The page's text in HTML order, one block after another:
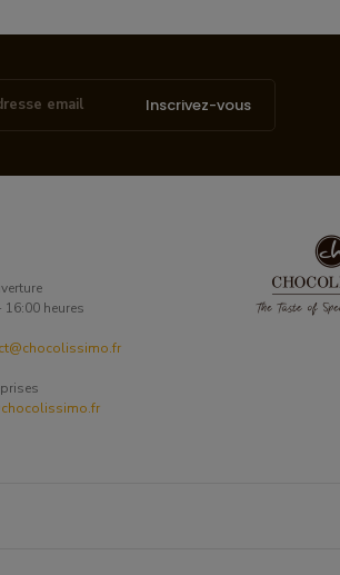
Inscrivez-vous
16:00 heures